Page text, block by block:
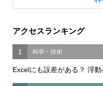
アクセスランキング
1 科学・技術
Excelにも誤差がある？ 浮